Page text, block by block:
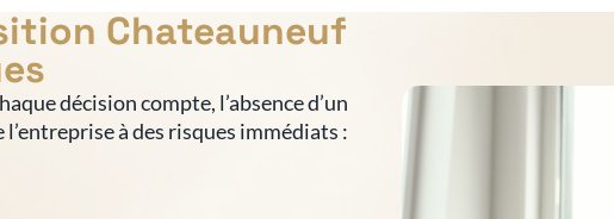
Chateauneuf
décision compte, l’absence d’un
à des risques immédiats :